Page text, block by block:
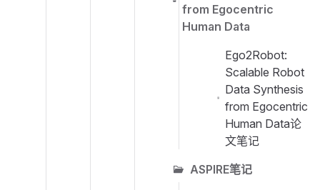
from Egocentric
Human Data
Ego2Robot:
Scalable Robot
Data Synthesis
from Egocentric
Human Data论
文笔记
ASPIRE笔记